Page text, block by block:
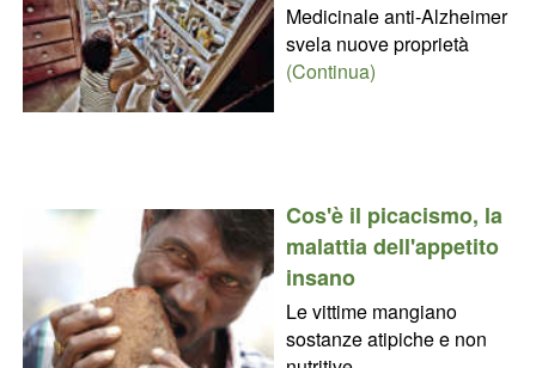
Medicinale anti-Alzheimer
svela nuove proprietà
(Continua)
Cos'è il picacismo, la
malattia dell'appetito
insano
Le vittime mangiano
sostanze atipiche e non